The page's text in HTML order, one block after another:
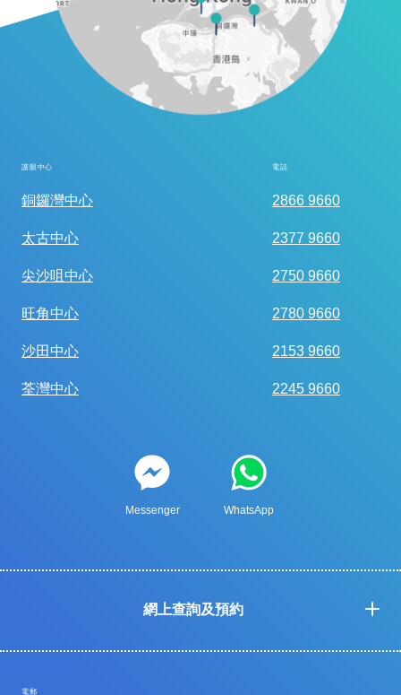
護眼中心 電話
銅鑼灣中心 2866 9660
太古中心 2377 9660
尖沙咀中心 2750 9660
旺角中心 2780 9660
沙田中心 2153 9660
荃灣中心 2245 9660
Messenger WhatsApp
網上查詢及預約
電郵